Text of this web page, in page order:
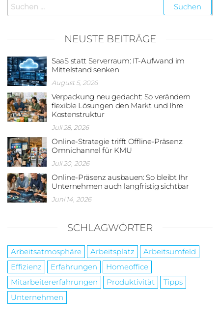
NEUSTE BEITRÄGE
SaaS statt Serverraum: IT-Aufwand im
Mittelstand senken
August 5, 2026
Verpackung neu gedacht: So verändern
flexible Lösungen den Markt und Ihre
Kostenstruktur
Juli 28, 2026
Online-Strategie trifft Offline-Präsenz:
Omnichannel für KMU
Juli 20, 2026
Online-Präsenz ausbauen: So bleibt Ihr
Unternehmen auch langfristig sichtbar
Juni 14, 2026
SCHLAGWÖRTER
Arbeitsatmosphäre Arbeitsplatz
Arbeitsumfeld
Effizienz
Erfahrungen
Homeoffice
Mitarbeitererfahrungen
Produktivität
Tipps
Unternehmen